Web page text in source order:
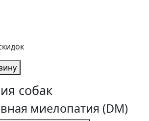
собак
миелопатия (DM)